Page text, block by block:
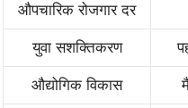
औपचारिक रोजगार दर
युवा सशक्तिकरण
औद्योगिक विकास